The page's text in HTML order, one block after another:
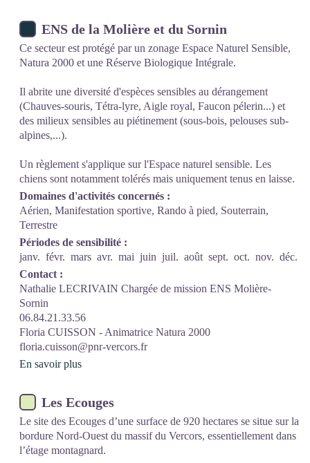
ENS de la Molière et du Sornin
Ce secteur est protégé par un zonage Espace Naturel Sensible,
Natura 2000 et une Réserve Biologique Intégrale.
Il abrite une diversité d'espèces sensibles au dérangement
(Chauves-souris, Tétra-lyre, Aigle royal, Faucon pélerin...) et
des milieux sensibles au piétinement (sous-bois, pelouses sub-
alpines,...).
Un règlement s'applique sur l'Espace naturel sensible. Les
chiens sont notamment tolérés mais uniquement tenus en laisse.
Domaines d'activités concernés :
Aérien, Manifestation sportive, Rando à pied, Souterrain,
Terrestre
Périodes de sensibilité :
janv. févr. mars avr. mai juin juil. août sept. oct. nov. déc.
Contact :
Nathalie LECRIVAIN Chargée de mission ENS Molière-
Sornin
06.84.21.33.56
Floria CUISSON - Animatrice Natura 2000
floria.cuisson@pnr-vercors.fr
En savoir plus
Les Ecouges
Le site des Ecouges d’une surface de 920 hectares se situe sur la
bordure Nord-Ouest du massif du Vercors, essentiellement dans
l’étage montagnard.